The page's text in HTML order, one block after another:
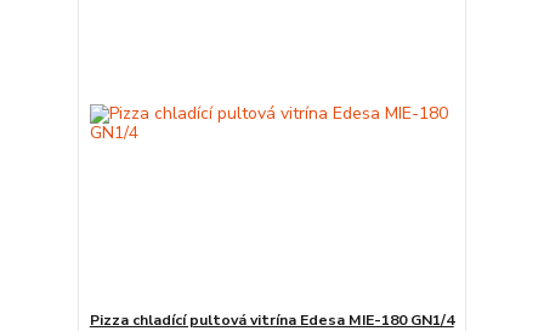
Pizza chladící pultová vitrína Edesa MIE-180 GN1/4